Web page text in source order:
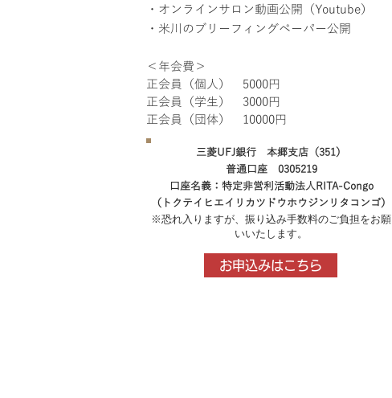
・オンラインサロン動画公開（Youtube）
・米川のブリーフィングペーパー公開
＜年会費＞
正会員（個人） 5000円
正会員（学生） 3000円
正会員（団体） 10000円
三菱UFJ銀行 本郷支店（351）
普通口座 0305219
口座名義：特定非営利活動法人RITA-Congo
（トクテイヒエイリカツドウホウジンリタコンゴ）
※恐れ入りますが、振り込み手数料のご負担をお願
いいたします。
お申込みはこちら